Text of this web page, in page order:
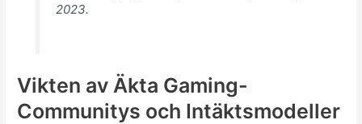
2023.
Vikten av Äkta Gaming-
Communitys och Intäktsmodeller